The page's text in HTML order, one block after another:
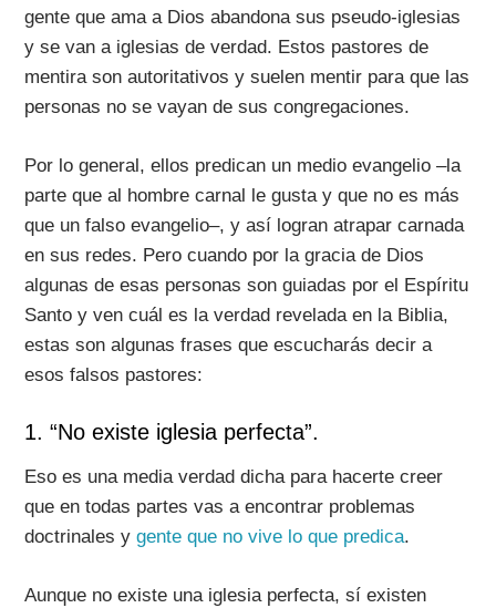
gente que ama a Dios abandona sus pseudo-iglesias
y se van a iglesias de verdad. Estos pastores de
mentira son autoritativos y suelen mentir para que las
personas no se vayan de sus congregaciones.
Por lo general, ellos predican un medio evangelio –la
parte que al hombre carnal le gusta y que no es más
que un falso evangelio–, y así logran atrapar carnada
en sus redes. Pero cuando por la gracia de Dios
algunas de esas personas son guiadas por el Espíritu
Santo y ven cuál es la verdad revelada en la Biblia,
estas son algunas frases que escucharás decir a
esos falsos pastores:
1. “No existe iglesia perfecta”.
Eso es una media verdad dicha para hacerte creer
que en todas partes vas a encontrar problemas
doctrinales ygente que no vive lo que predica.
Aunque no existe una iglesia perfecta, sí existen